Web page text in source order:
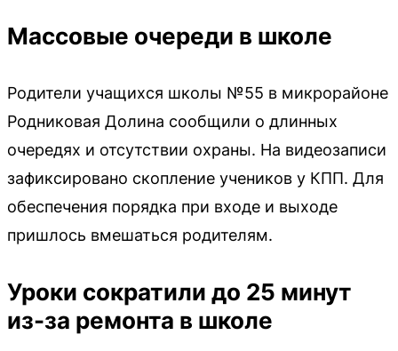
Массовые очереди в школе
Родители учащихся школы №55 в микрорайоне
Родниковая Долина сообщили о длинных
очередях и отсутствии охраны. На видеозаписи
зафиксировано скопление учеников у КПП. Для
обеспечения порядка при входе и выходе
пришлось вмешаться родителям.
Уроки сократили до 25 минут
из-за ремонта в школе